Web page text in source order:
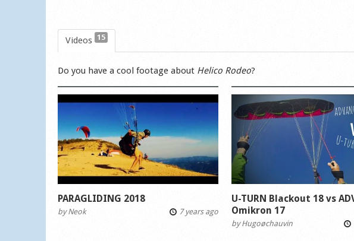
Videos 15
Do you have a cool footage about Helico Rodeo?
PARAGLIDING 2018
byNeok 7 years ago
U-TURN Blackout 18 vs
Omikron 17
byHugoøchauvin